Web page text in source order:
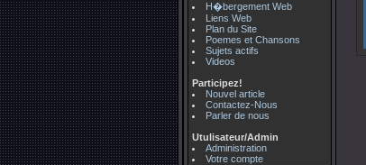
H�bergement Web
Liens Web
Plan du Site
Poemes et Chansons
Sujets actifs
Videos
Participez!
Nouvel article
Contactez-Nous
Parler de nous
Utulisateur/Admin
Administration
Votre compte